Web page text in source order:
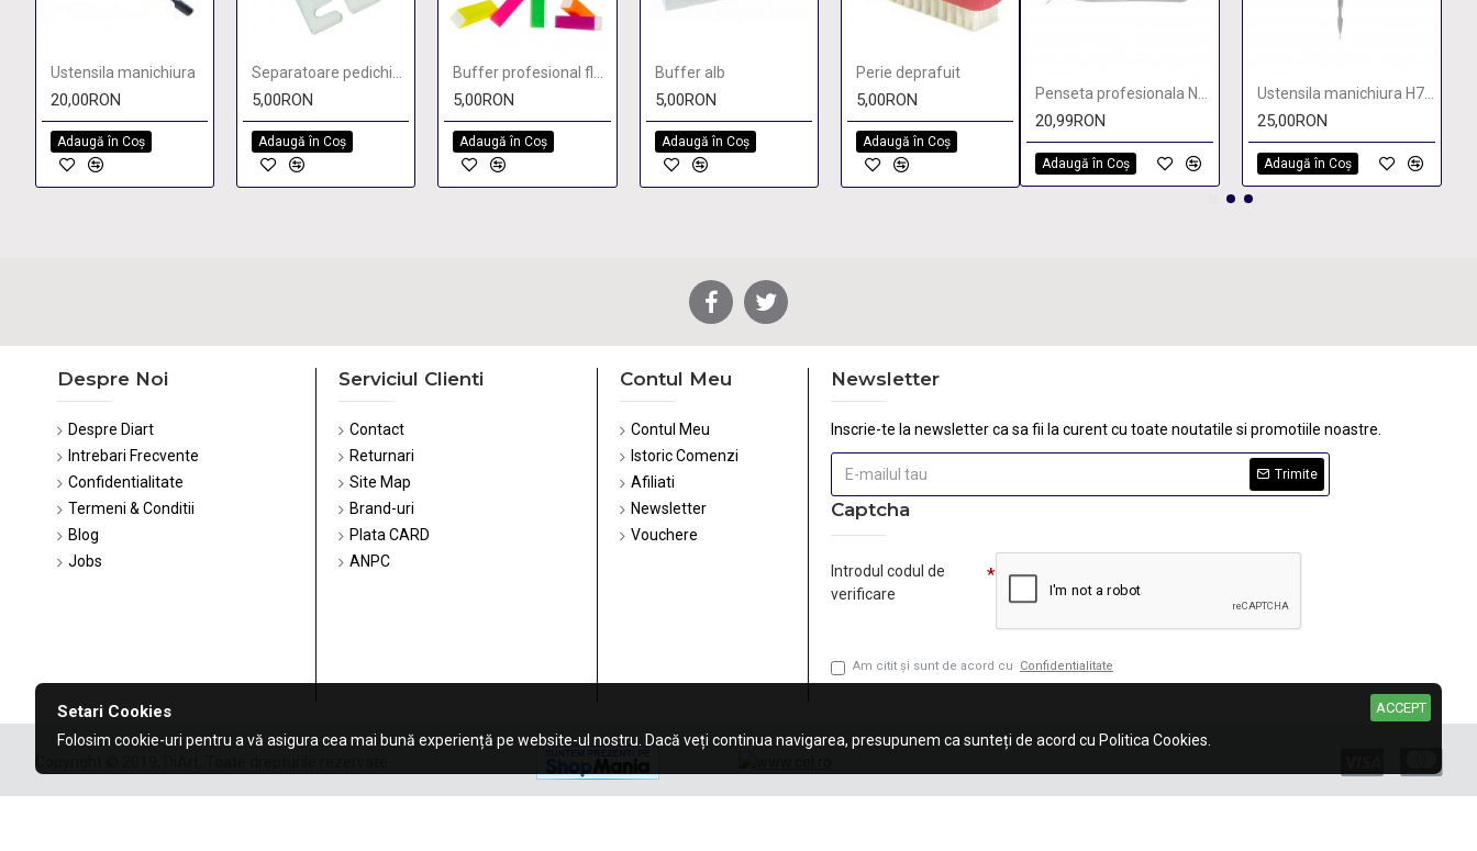
Ustensila manichiura
20,00RON
Adaugă în Coş
5,00RON
Adaugă în Coş
5,00RON
Adaugă în Coş
Buffer alb
5,00RON
Adaugă în Coş
Perie deprafuit
5,00RON
Adaugă în Coş
20,99RON
Adaugă în Coş
25,00RON
Adaugă în Coş
Despre Noi
Despre Diart
Intrebari Frecvente
Confidentialitate
Termeni & Conditii
Blog
Jobs
Serviciul Clienti
Contact
Returnari
Site Map
Brand-uri
Plata CARD
ANPC
Contul Meu
Contul Meu
Istoric Comenzi
Afiliati
Newsletter
Vouchere
Newsletter
Inscrie-te la newsletter ca sa fii la curent cu toate noutatile si promotiile noastre.
Trimite
Captcha
Introdul codul de
verificare
Am citit şi sunt de acord cu Confidentialitate
ACCEPT
Setari Cookies
Folosim cookie-uri pentru a vă asigura cea mai bună experiență pe website-ul nostru. Dacă veți continua navigarea, presupunem ca sunteți de acord cu Politica Cookies.